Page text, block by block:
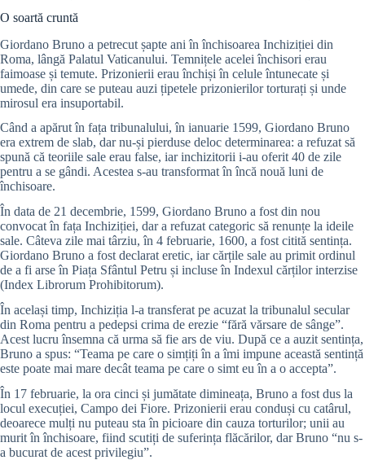
O soartă cruntă
Giordano Bruno a petrecut șapte ani în închisoarea Inchiziției din
Roma, lângă Palatul Vaticanului. Temnițele acelei închisori erau
faimoase și temute. Prizonierii erau închiși în celule întunecate și
umede, din care se puteau auzi țipetele prizonierilor torturați și unde
mirosul era insuportabil.
Când a apărut în fața tribunalului, în ianuarie 1599, Giordano Bruno
era extrem de slab, dar nu-și pierduse deloc determinarea: a refuzat să
spună că teoriile sale erau false, iar inchizitorii i-au oferit 40 de zile
pentru a se gândi. Acestea s-au transformat în încă nouă luni de
închisoare.
În data de 21 decembrie, 1599, Giordano Bruno a fost din nou
convocat în fața Inchiziției, dar a refuzat categoric să renunțe la ideile
sale. Câteva zile mai târziu, în 4 februarie, 1600, a fost citită sentința.
Giordano Bruno a fost declarat eretic, iar cărțile sale au primit ordinul
de a fi arse în Piața Sfântul Petru și incluse în Indexul cărților interzise
(Index Librorum Prohibitorum).
În același timp, Inchiziția l-a transferat pe acuzat la tribunalul secular
din Roma pentru a pedepsi crima de erezie “fără vărsare de sânge”.
Acest lucru însemna că urma să fie ars de viu. După ce a auzit sentința,
Bruno a spus: “Teama pe care o simțiți în a îmi impune această sentință
este poate mai mare decât teama pe care o simt eu în a o accepta”.
În 17 februarie, la ora cinci și jumătate dimineața, Bruno a fost dus la
locul execuției, Campo dei Fiore. Prizonierii erau conduși cu catârul,
deoarece mulți nu puteau sta în picioare din cauza torturilor; unii au
murit în închisoare, fiind scutiți de suferința flăcărilor, dar Bruno “nu s-
a bucurat de acest privilegiu”.